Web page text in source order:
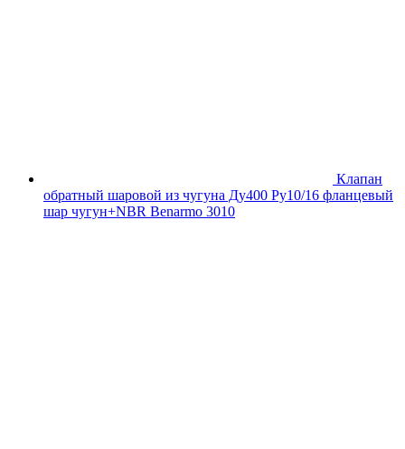
Клапан
обратный шаровой из чугуна Ду400 Ру10/16 фланцевый
шар чугун+NBR Benarmo 3010